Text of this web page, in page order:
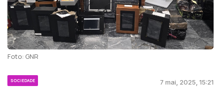
Foto: GNR
SOCIEDADE 7 mai, 2025, 15:21